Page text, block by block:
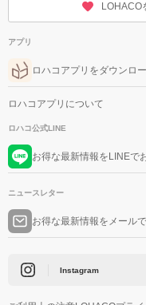
LOHACO
アプリ
ロハコアプリをダウンロ
ロハコアプリについて
ロハコ公式LINE
お得な最新情報をLINEで
ニュースレター
お得な最新情報をメール
Instagram